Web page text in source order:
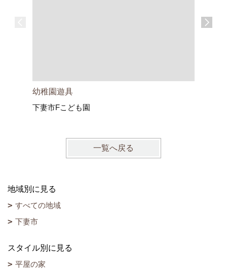
幼稚園遊具
下妻市Fこども園
一覧へ戻る
地域別に見る
すべての地域
下妻市
スタイル別に見る
平屋の家